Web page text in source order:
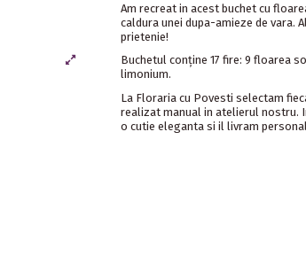
Am recreat in acest buchet cu
caldura unei dupa-amieze de vara.
prietenie!
Buchetul conține 17 fire: 9 floarea
limonium.
La Floraria cu Povesti selectam
realizat manual in atelierul nostru.
o cutie eleganta si il livram